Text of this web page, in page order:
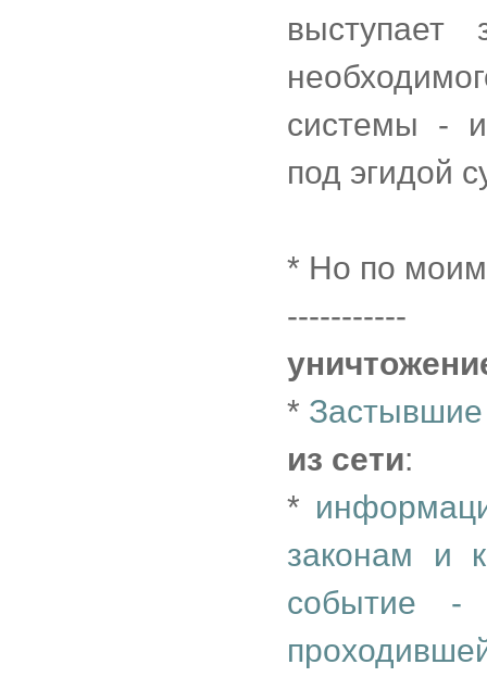
выступает
системы -
под эгидой
* Но по моим
-----------
*
из сети:
*
законам и
событие -